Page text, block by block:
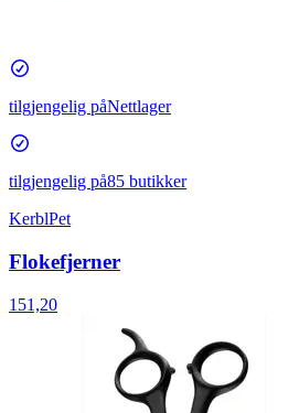
tilgjengelig påNettlager
tilgjengelig på85 butikker
KerblPet
Flokefjerner
151,20